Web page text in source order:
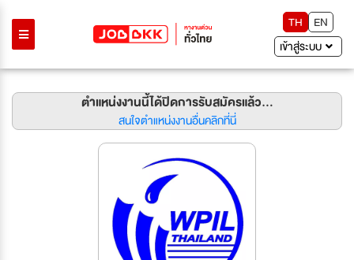
TH
EN
เข้าสู่ระบบ
ตำแหน่งงานนี้ได้ปิดการรับสมัครแล้ว...
สนใจตำแหน่งงานอื่นคลิกที่นี่